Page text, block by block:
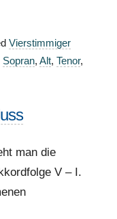
Vierstimmiger
Sopran, Alt, Tenor,
man die
V – I.